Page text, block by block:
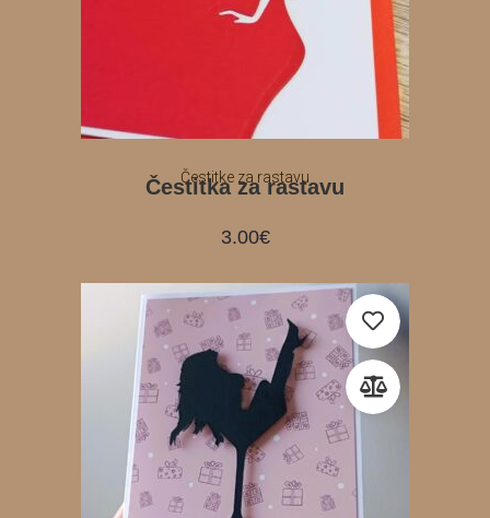
Čestitke za rastavu
Čestitka za rastavu
3.00€